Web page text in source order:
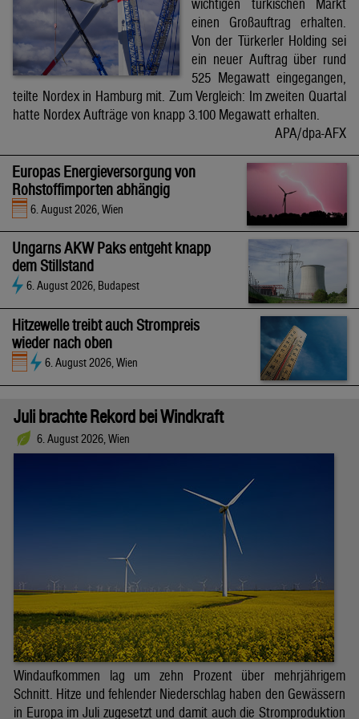
wichtigen türkischen Markt
einen Großauftrag erhalten.
Von der Türkerler Holding sei
ein neuer Auftrag über rund
525 Megawatt eingegangen,
teilte Nordex in Hamburg mit. Zum Vergleich: Im zweiten Quartal
hatte Nordex Aufträge von knapp 3.100 Megawatt erhalten.
APA/dpa-AFX
Europas Energieversorgung von
Rohstoffimporten abhängig
6. August 2026, Wien
Ungarns AKW Paks entgeht knapp
dem Stillstand
6. August 2026, Budapest
Hitzewelle treibt auch Strompreis
wieder nach oben
6. August 2026, Wien
Juli brachte Rekord bei Windkraft
6. August 2026, Wien
Windaufkommen lag um zehn Prozent über mehrjährigem
Schnitt. Hitze und fehlender Niederschlag haben den Gewässern
in Europa im Juli zugesetzt und damit auch die Stromproduktion